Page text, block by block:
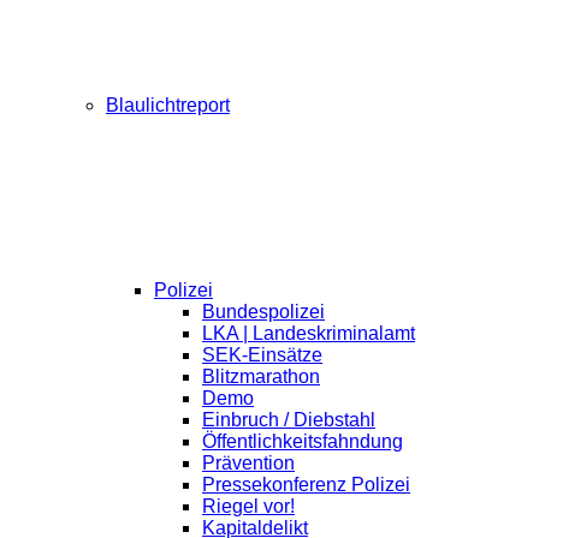
Blaulichtreport
Polizei
Bundespolizei
LKA | Landeskriminalamt
SEK-Einsätze
Blitzmarathon
Demo
Einbruch / Diebstahl
Öffentlichkeitsfahndung
Prävention
Pressekonferenz Polizei
Riegel vor!
Kapitaldelikt